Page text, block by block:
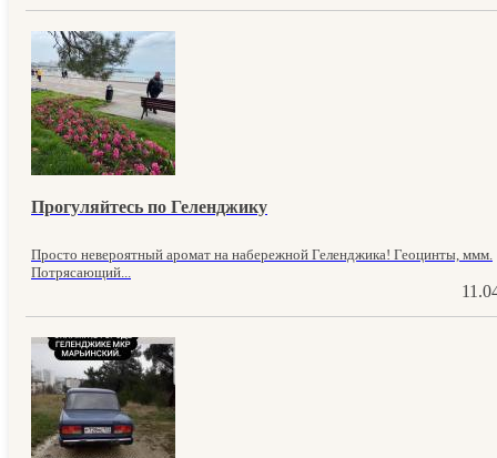
Прогуляйтесь по Геленджику
Просто невероятный аромат на набережной Геленджика! Геоцинты, ммм.
Потрясающий...